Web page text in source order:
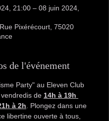
21:00 – 08 juin 2024,
Pixérécourt, 75020
de l'événement
Party" au Eleven Club
de 14h à 19h
à 2h . Plongez dans une
libertine ouverte à tous,